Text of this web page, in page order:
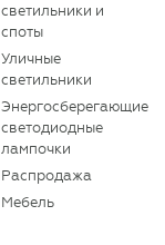
светильники и
споты
Уличные
светильники
Энергосберегающие
светодиодные
лампочки
Распродажа
Мебель